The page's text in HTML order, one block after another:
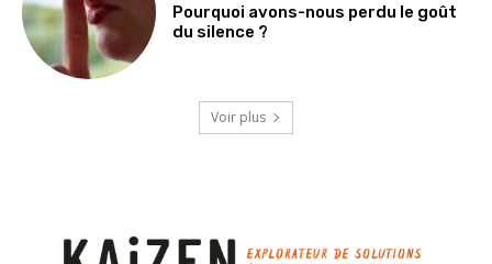
Pourquoi avons-nous perdu le goût
du silence ?
Voir plus